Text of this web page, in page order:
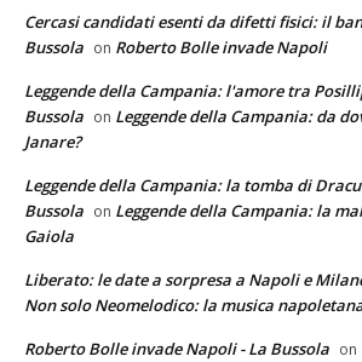
Cercasi candidati esenti da difetti fisici: il
Bussola on Roberto Bolle invade Napoli
Leggende della Campania: l'amore tra
Bussola on Leggende della Campania: da
Janare?
Leggende della Campania: la tomba di
Bussola on Leggende della Campania: la
Gaiola
Liberato: le date a sorpresa a Napoli e
Non solo Neomelodico: la musica
Roberto Bolle invade Napoli - La Bussola on